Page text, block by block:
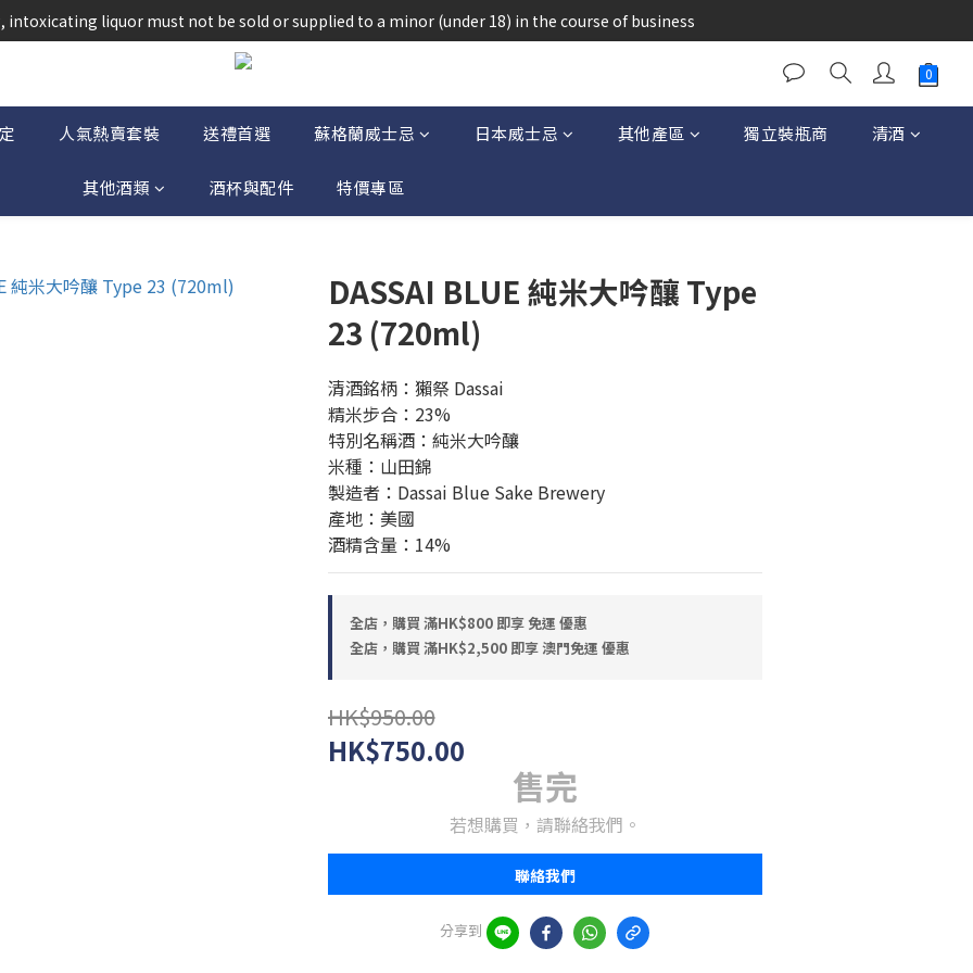
律，不得在業務過程中，向未成年人(18歲以下人士)售賣或供應令人醺醉的酒類。
intoxicating liquor must not be sold or supplied to a minor (under 18) in the course of business
律，不得在業務過程中，向未成年人(18歲以下人士)售賣或供應令人醺醉的酒類。
人氣熱賣套裝 送禮首選 蘇格蘭威士忌 日本威士忌 其他產區 獨立裝瓶商 清酒
其他酒類 酒杯與配件 特價專區
DASSAI BLUE 純米大吟釀 Type
23 (720ml)
清酒銘柄：獺祭 Dassai
精米步合：23%
特別名稱酒：純米大吟釀
米種：山田錦
製造者：Dassai Blue Sake Brewery
產地：美國
酒精含量：14%
全店，購買 滿HK$800 即享 免運 優惠
全店，購買 滿HK$2,500 即享 澳門免運 優惠
HK$950.00
HK$750.00
售完
若想購買，請聯絡我們。
聯絡我們
分享到